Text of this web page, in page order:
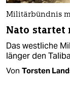
Militärbündnis
Nato startet
Das westliche
länger den
Von Torsten